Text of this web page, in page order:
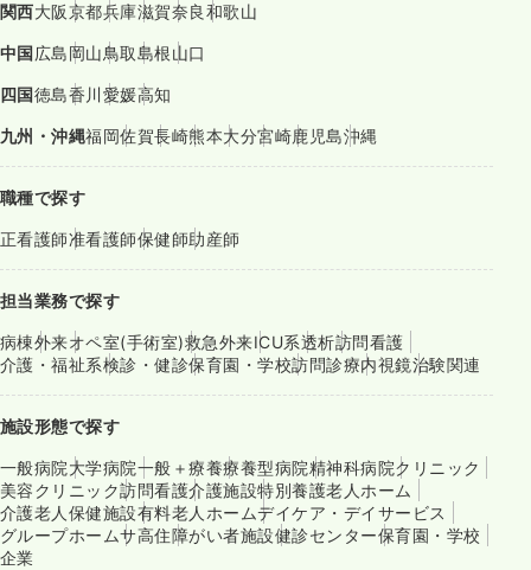
関西大阪京都兵庫滋賀奈良和歌山
中国広島岡山鳥取島根山口
四国徳島香川愛媛高知
九州・沖縄福岡佐賀長崎熊本大分宮崎鹿児島沖縄
職種で探す
正看護師准看護師保健師助産師
担当業務で探す
病棟外来オペ室(手術室)救急外来ICU系透析訪問看護
介護・福祉系検診・健診保育園・学校訪問診療内視鏡治験関連
施設形態で探す
一般病院大学病院一般＋療養療養型病院精神科病院クリニック
美容クリニック訪問看護介護施設特別養護老人ホーム
介護老人保健施設有料老人ホームデイケア・デイサービス
グループホームサ高住障がい者施設健診センター保育園・学校
企業